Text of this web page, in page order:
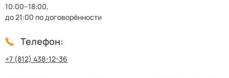
10:00–18:00,
до 21:00 по договорённости
Телефон:
+7 (812) 438-12-36